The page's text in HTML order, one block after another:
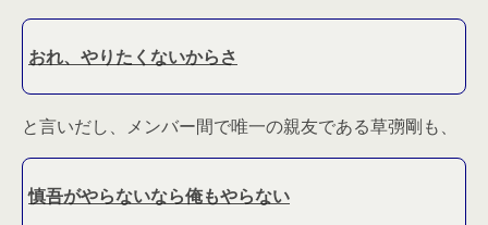
おれ、やりたくないからさ
と言いだし、メンバー間で唯一の親友である草彅剛も、
慎吾がやらないなら俺もやらない